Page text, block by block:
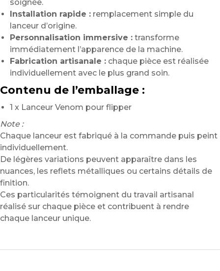
soignée.
Installation rapide : remplacement simple du
lanceur d’origine.
Personnalisation immersive : transforme
immédiatement l’apparence de la machine.
Fabrication artisanale : chaque pièce est réalisée
individuellement avec le plus grand soin.
Contenu de l’emballage :
1 x Lanceur Venom pour flipper
Note :
Chaque lanceur est fabriqué à la commande puis peint
individuellement.
De légères variations peuvent apparaître dans les
nuances, les reflets métalliques ou certains détails de
finition.
Ces particularités témoignent du travail artisanal
réalisé sur chaque pièce et contribuent à rendre
chaque lanceur unique.